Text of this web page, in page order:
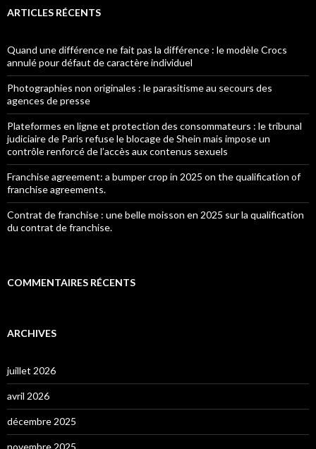
ARTICLES RÉCENTS
Quand une différence ne fait pas la différence : le modèle Crocs
annulé pour défaut de caractère individuel
Photographies non originales : le parasitisme au secours des
agences de presse
Plateformes en ligne et protection des consommateurs : le tribunal
judiciaire de Paris refuse le blocage de Shein mais impose un
contrôle renforcé de l’accès aux contenus sexuels
Franchise agreement: a bumper crop in 2025 on the qualification of
franchise agreements.
Contrat de franchise : une belle moisson en 2025 sur la qualification
du contrat de franchise.
COMMENTAIRES RÉCENTS
ARCHIVES
juillet 2026
avril 2026
décembre 2025
novembre 2025